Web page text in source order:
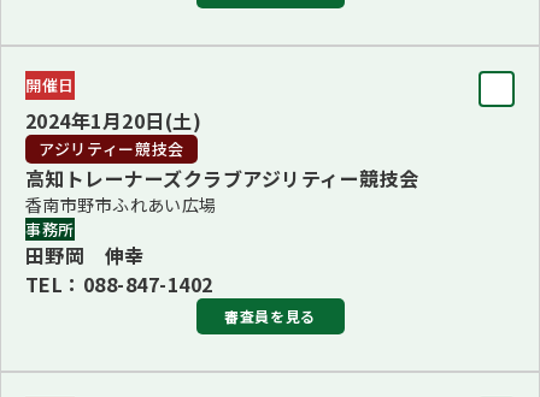
BIS
宮川 隆博
ブリード
■1・4Ｇ長 井川 雅人(1・4Ｇ、プードル（全犬）)
■2・8Ｇ長 宮川 隆博(その他の8Ｇ、ボクサー、ブルドッ
グ、ドーベルマン、フレンチ・ブルドッグ、パグ)
■3・10Ｇ長 高橋 秀美(3Ｇ・その他の2Ｇ・その他の
10G、アメリカン・コッカー・スパニエル、ゴールデン・レ
開催日
2024年1月20日(土)
アジリティー競技会
高知トレーナーズクラブアジリティー競技会
香南市野市ふれあい広場
事務所
田野岡 伸幸
TEL：088-847-1402
審査員を見る